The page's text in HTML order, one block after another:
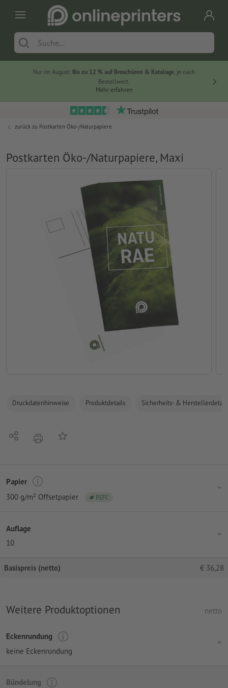
Nur im August: Bis zu 12 % auf Broschüren & Kataloge, je nach
Bestellwert.
Mehr erfahren
zurück zu Postkarten Öko-/Naturpapiere
Postkarten Öko-/Naturpapiere, Maxi
Druckdatenhinweise Produktdetails Sicherheits- &
Teilen DruckenAuf die Merkliste
Papier
300 g/m² Offsetpapier
PEFC
Auflage
10
Basispreis (netto) € 36,28
Weitere Produktoptionen netto
Eckenrundung
keine Eckenrundung
Bündelung